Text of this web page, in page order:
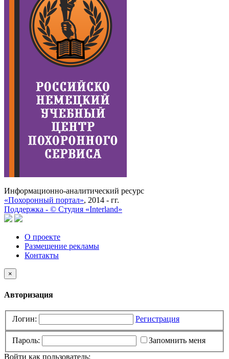
Информационно-аналитический ресурс
«Похоронный портал», 2014 - гг.
Поддержка - © Cтудия «Interland»
О проекте
Размещение рекламы
Контакты
×
Авторизация
Логин: Регистрация
Пароль:
Запомнить меня
Войти как пользователь: